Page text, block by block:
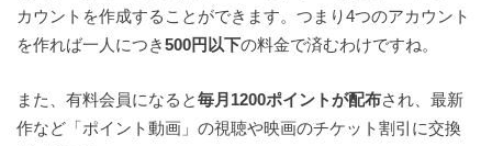
カウントを作成することができます。つまり4つのアカウント
を作れば一人につき500円以下の料金で済むわけですね。
また、有料会員になると毎月1200ポイントが配布され、最新
作など「ポイント動画」の視聴や映画のチケット割引に交換